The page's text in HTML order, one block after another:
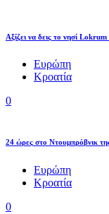
Αξίζει να δεις το νησί
Ευρώπη
Κροατία
0
24 ώρες στο Ντουμπρόβνικ
Ευρώπη
Κροατία
0